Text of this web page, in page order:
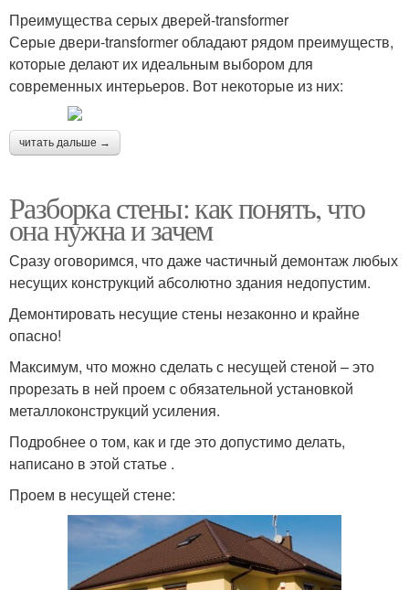
Преимущества серых дверей-transformer
Серые двери-transformer обладают рядом преимуществ,
которые делают их идеальным выбором для
современных интерьеров. Вот некоторые из них:
читать дальше →
Разборка стены: как понять, что
она нужна и зачем
Сразу оговоримся, что даже частичный демонтаж любых
несущих конструкций абсолютно здания недопустим.
Демонтировать несущие стены незаконно и крайне
опасно!
Максимум, что можно сделать с несущей стеной – это
прорезать в ней проем с обязательной установкой
металлоконструкций усиления.
Подробнее о том, как и где это допустимо делать,
написано в этой статье .
Проем в несущей стене: